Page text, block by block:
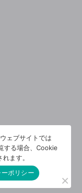
ェブサイトでは
する場合、Cookie
ます。
ポリシー